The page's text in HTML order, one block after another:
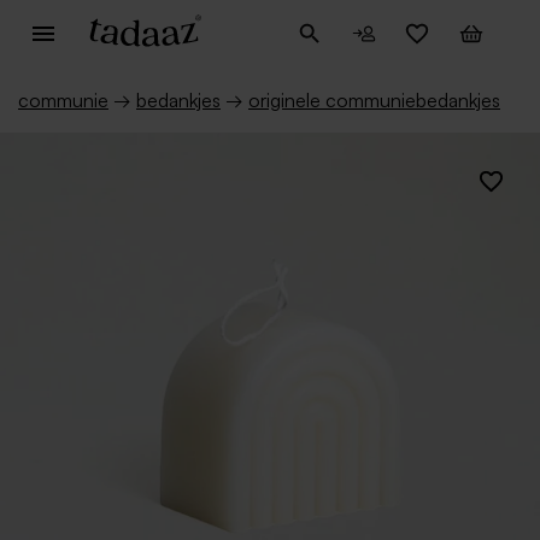
communie → bedankjes → originele communiebedankjes